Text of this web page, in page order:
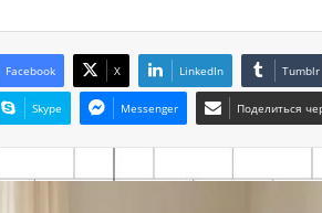
Facebook X LinkedIn Tumblr
Skype Messenger Поделиться